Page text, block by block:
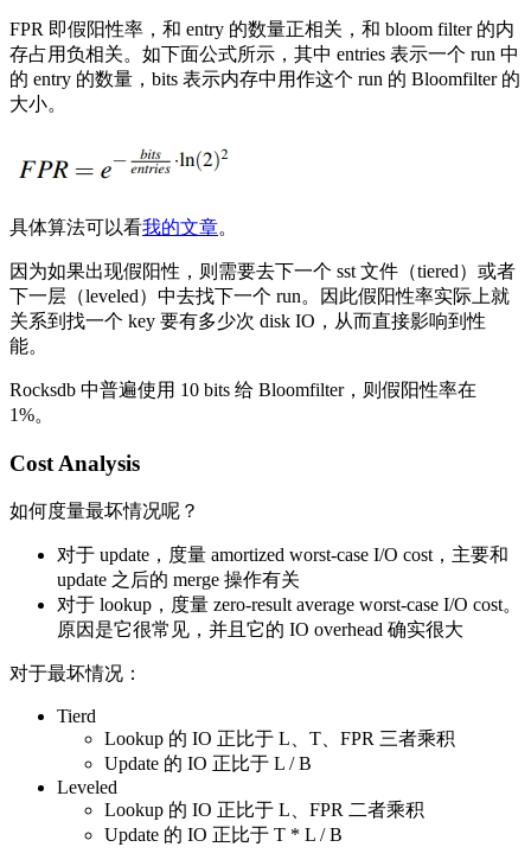
FPR 即假阳性率，和 entry 的数量正相关，和 bloom filter 的内
存占用负相关。如下面公式所示，其中 entries 表示一个 run 中
的 entry 的数量，bits 表示内存中用作这个 run 的 Bloomfilter 的
大小。
具体算法可以看我的文章。
因为如果出现假阳性，则需要去下一个 sst 文件（tiered）或者
下一层（leveled）中去找下一个 run。因此假阳性率实际上就
关系到找一个 key 要有多少次 disk IO，从而直接影响到性
能。
Rocksdb 中普遍使用 10 bits 给 Bloomfilter，则假阳性率在
1%。
Cost Analysis
如何度量最坏情况呢？
对于 update，度量 amortized worst-case I/O cost，主要和
update 之后的 merge 操作有关
对于 lookup，度量 zero-result average worst-case I/O cost。
原因是它很常见，并且它的 IO overhead 确实很大
对于最坏情况：
Tierd
Lookup 的 IO 正比于 L、T、FPR 三者乘积
Update 的 IO 正比于 L / B
Leveled
Lookup 的 IO 正比于 L、FPR 二者乘积
Update 的 IO 正比于 T * L / B